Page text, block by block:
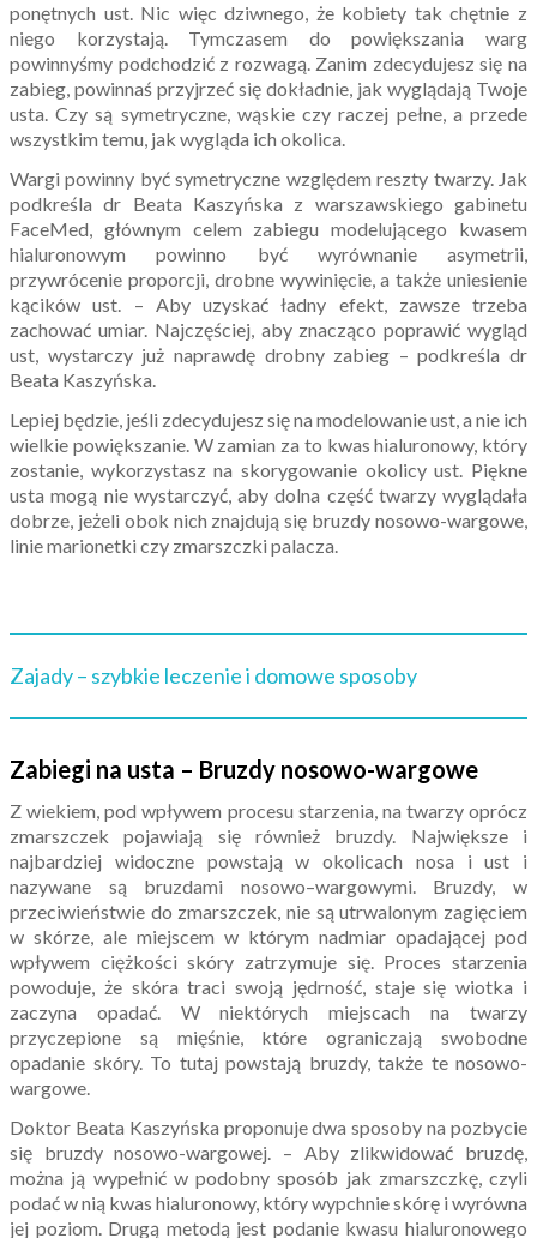
ponętnych ust. Nic więc dziwnego, że kobiety tak chętnie z
niego korzystają. Tymczasem do powiększania warg
powinnyśmy podchodzić z rozwagą. Zanim zdecydujesz się na
zabieg, powinnaś przyjrzeć się dokładnie, jak wyglądają Twoje
usta. Czy są symetryczne, wąskie czy raczej pełne, a przede
wszystkim temu, jak wygląda ich okolica.
Wargi powinny być symetryczne względem reszty twarzy. Jak
podkreśla dr Beata Kaszyńska z warszawskiego gabinetu
FaceMed, głównym celem zabiegu modelującego kwasem
hialuronowym powinno być wyrównanie asymetrii,
przywrócenie proporcji, drobne wywinięcie, a także uniesienie
kącików ust. – Aby uzyskać ładny efekt, zawsze trzeba
zachować umiar. Najczęściej, aby znacząco poprawić wygląd
ust, wystarczy już naprawdę drobny zabieg – podkreśla dr
Beata Kaszyńska.
Lepiej będzie, jeśli zdecydujesz się na modelowanie ust, a nie ich
wielkie powiększanie. W zamian za to kwas hialuronowy, który
zostanie, wykorzystasz na skorygowanie okolicy ust. Piękne
usta mogą nie wystarczyć, aby dolna część twarzy wyglądała
dobrze, jeżeli obok nich znajdują się bruzdy nosowo-wargowe,
linie marionetki czy zmarszczki palacza.
Zajady – szybkie leczenie i domowe sposoby
Zabiegi na usta – Bruzdy nosowo-wargowe
Z wiekiem, pod wpływem procesu starzenia, na twarzy oprócz
zmarszczek pojawiają się również bruzdy. Największe i
najbardziej widoczne powstają w okolicach nosa i ust i
nazywane są bruzdami nosowo–wargowymi. Bruzdy, w
przeciwieństwie do zmarszczek, nie są utrwalonym zagięciem
w skórze, ale miejscem w którym nadmiar opadającej pod
wpływem ciężkości skóry zatrzymuje się. Proces starzenia
powoduje, że skóra traci swoją jędrność, staje się wiotka i
zaczyna opadać. W niektórych miejscach na twarzy
przyczepione są mięśnie, które ograniczają swobodne
opadanie skóry. To tutaj powstają bruzdy, także te nosowo-
wargowe.
Doktor Beata Kaszyńska proponuje dwa sposoby na pozbycie
się bruzdy nosowo-wargowej. – Aby zlikwidować bruzdę,
można ją wypełnić w podobny sposób jak zmarszczkę, czyli
podać w nią kwas hialuronowy, który wypchnie skórę i wyrówna
jej poziom. Drugą metodą jest podanie kwasu hialuronowego